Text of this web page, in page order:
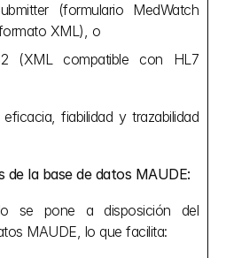
(formulario MedWatch
XML), o
(XML compatible con HL7
fiabilidad y trazabilidad
de la base de datos MAUDE:
se pone a disposición del
MAUDE, lo que facilita: